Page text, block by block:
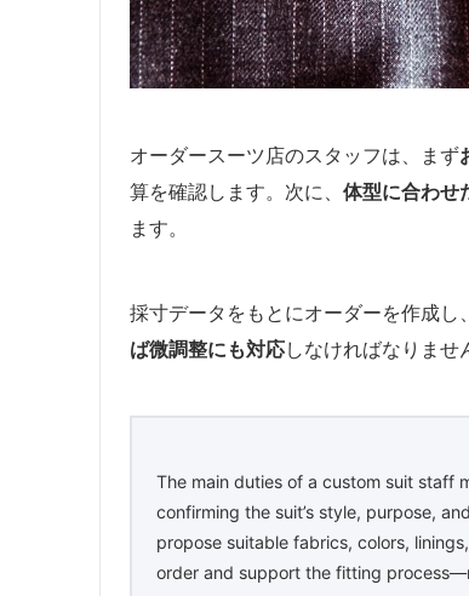
オーダースーツ店のスタッフは、まず
算を確認します。次に、 体型に合わせ
ます。
採寸データをもとにオーダーを作成し
ば微調整にも対応しなければなりませ
The main duties of a custom suit staff
confirming the suit’s style, purpose,
propose suitable fabrics, colors,
order and support the fitting